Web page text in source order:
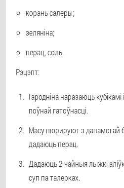
корань салеры;
зеляніна;
перац, соль.
Рэцэпт:
Гародніна наразаюць
поўнай гатоўнасці.
Масу пюрируют з дапамогай
дадаюць перац.
Дадаюць 2 чайныя лыжкі
суп па талерках.